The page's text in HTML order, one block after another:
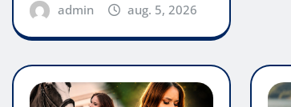
admin aug. 5, 2026